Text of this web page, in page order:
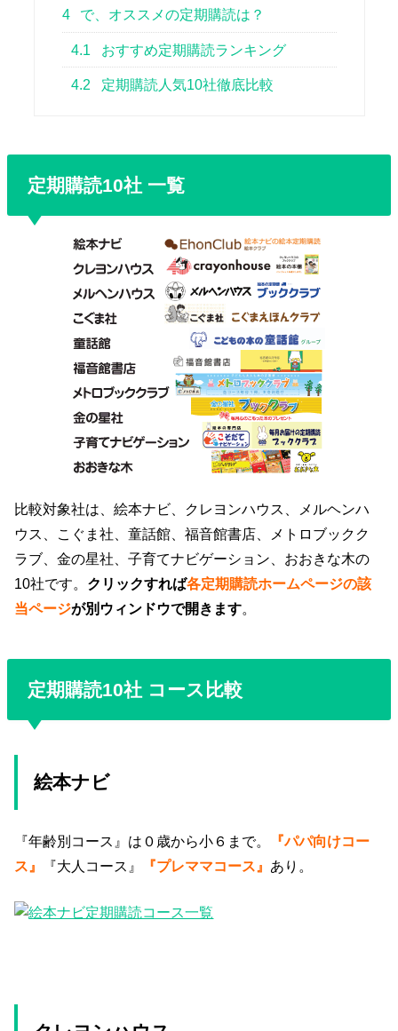
4 で、オススメの定期購読は？
4.1 おすすめ定期購読ランキング
4.2 定期購読人気10社徹底比較
定期購読10社 一覧
比較対象社は、絵本ナビ、クレヨンハウス、メルヘンハ
ウス、こぐま社、童話館、福音館書店、メトロブックク
ラブ、金の星社、子育てナビゲーション、おおきな木の
10社です。 クリックすれば各定期購読ホームページの該
当ページが別ウィンドウで開きます。
定期購読10社 コース比較
絵本ナビ
『年齢別コース』は０歳から小６まで。
『パパ向けコー
ス』
『大人コース』 『プレママコース』 あり。